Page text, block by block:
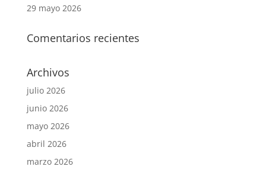
29 mayo 2026
Comentarios recientes
Archivos
julio 2026
junio 2026
mayo 2026
abril 2026
marzo 2026